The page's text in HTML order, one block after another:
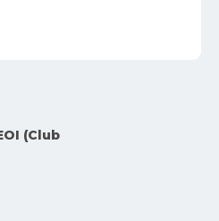
(Club